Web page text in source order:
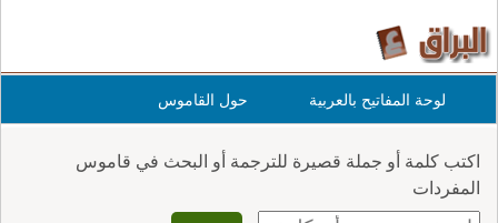
لوحة المفاتيح بالعربية حول القاموس
اكتب كلمة أو جملة قصيرة للترجمة أو البحث في قاموس
المفردات